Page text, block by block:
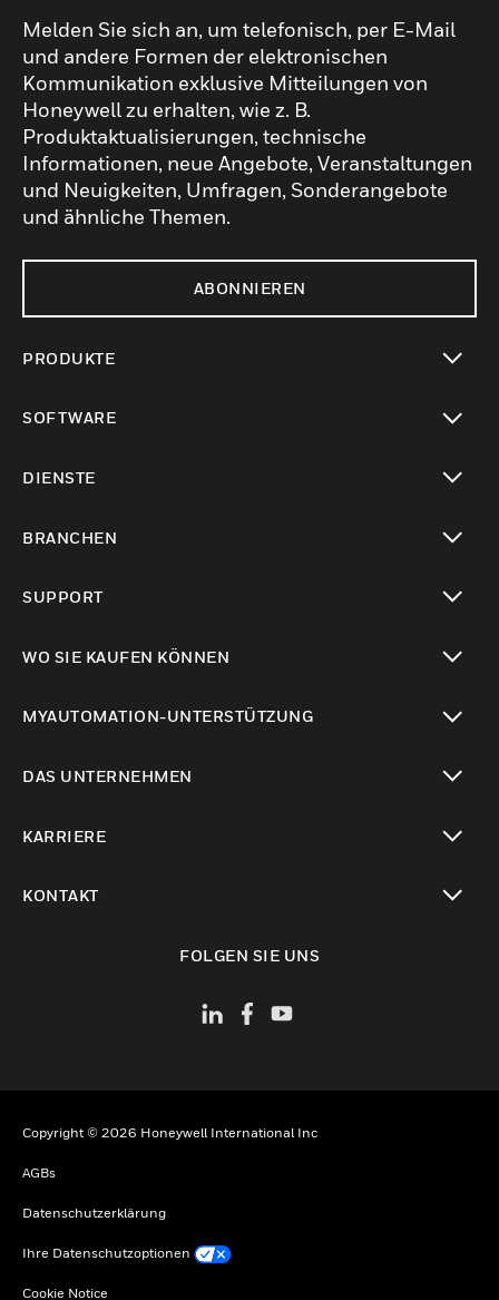
Melden Sie sich an, um telefonisch, per E-Mail
und andere Formen der elektronischen
Kommunikation exklusive Mitteilungen von
Honeywell zu erhalten, wie z. B.
Produktaktualisierungen, technische
Informationen, neue Angebote, Veranstaltungen
und Neuigkeiten, Umfragen, Sonderangebote
und ähnliche Themen.
ABONNIEREN
PRODUKTE
SOFTWARE
DIENSTE
BRANCHEN
SUPPORT
WO SIE KAUFEN KÖNNEN
MYAUTOMATION-UNTERSTÜTZUNG
DAS UNTERNEHMEN
KARRIERE
KONTAKT
FOLGEN SIE UNS
Copyright © 2026 Honeywell International Inc
AGBs
Datenschutzerklärung
Ihre Datenschutzoptionen
Cookie Notice